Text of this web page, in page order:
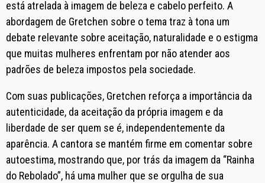
está atrelada à imagem de beleza e cabelo perfeito. A
abordagem de Gretchen sobre o tema traz à tona um
debate relevante sobre aceitação, naturalidade e o estigma
que muitas mulheres enfrentam por não atender aos
padrões de beleza impostos pela sociedade.
Com suas publicações, Gretchen reforça a importância da
autenticidade, da aceitação da própria imagem e da
liberdade de ser quem se é, independentemente da
aparência. A cantora se mantém firme em comentar sobre
autoestima, mostrando que, por trás da imagem da “Rainha
do Rebolado”, há uma mulher que se orgulha de sua